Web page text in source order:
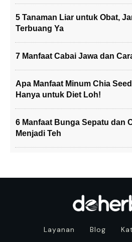
5 Tanaman Liar untuk Obat,
Terbuang Ya
7 Manfaat Cabai Jawa dan
Apa Manfaat Minum Chia
Hanya untuk Diet Loh!
6 Manfaat Bunga Sepatu dan
Menjadi Teh
Layanan Blog